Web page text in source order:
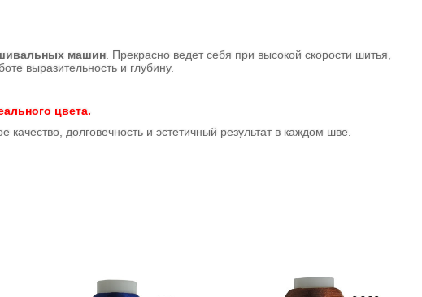
машин . Прекрасно ведет себя при высокой скорости шитья,
выразительность и глубину.
цвета.
качество, долговечность и эстетичный результат в каждом шве.